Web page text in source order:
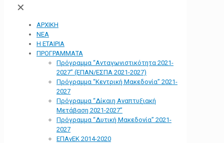
✕
ΑΡΧΙΚΗ
ΝΕΑ
Η ΕΤΑΙΡΙΑ
ΠΡΟΓΡΑΜΜΑΤΑ
Πρόγραμμα “Ανταγωνιστικότητα 2021-
2027” (ΕΠΑΝ/ΕΣΠΑ 2021-2027)
Πρόγραμμα “Κεντρική Μακεδονία” 2021-
2027
Πρόγραμμα “Δίκαιη Αναπτυξιακή
Μετάβαση 2021-2027”
Πρόγραμμα “Δυτική Μακεδονία” 2021-
2027
ΕΠΑνΕΚ 2014-2020